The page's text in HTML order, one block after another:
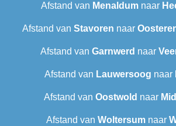
Afstand van Menaldumnaar
Afstand van Stavoren naar
Afstand van Garnwerd naar
Afstand van Lauwersoog naar
Afstand van Oostwold naar
Afstand van Woltersumnaar